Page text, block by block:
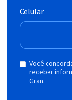
Celular
Você
receber
Gran.